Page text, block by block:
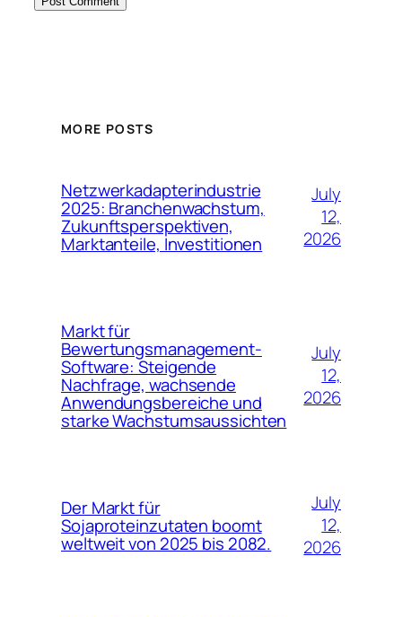
MORE POSTS
Netzwerkadapterindustrie
2025: Branchenwachstum,
Zukunftsperspektiven,
Marktanteile, Investitionen
July
12,
2026
Markt für
Bewertungsmanagement-
Software: Steigende
Nachfrage, wachsende
Anwendungsbereiche und
starke Wachstumsaussichten
July
12,
2026
Der Markt für
Sojaproteinzutaten boomt
weltweit von 2025 bis 2082.
July
12,
2026